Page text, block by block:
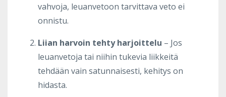
vahvoja, leuanvetoon tarvittava veto ei
onnistu.
Liian harvoin tehty harjoittelu – Jos
leuanvetoja tai niihin tukevia liikkeitä
tehdään vain satunnaisesti, kehitys on
hidasta.